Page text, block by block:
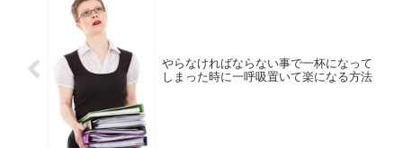
やらなければならない事で一杯になって
しまった時に一呼吸置いて楽になる方法